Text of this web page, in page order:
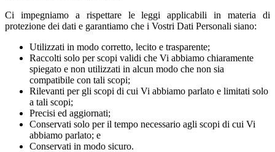
Ci impegniamo a rispettare le leggi applicabili in materia di
protezione dei dati e garantiamo che i Vostri Dati Personali siano:
Utilizzati in modo corretto, lecito e trasparente;
Raccolti solo per scopi validi che Vi abbiamo chiaramente
spiegato e non utilizzati in alcun modo che non sia
compatibile con tali scopi;
Rilevanti per gli scopi di cui Vi abbiamo parlato e limitati solo
a tali scopi;
Precisi ed aggiornati;
Conservati solo per il tempo necessario agli scopi di cui Vi
abbiamo parlato; e
Conservati in modo sicuro.